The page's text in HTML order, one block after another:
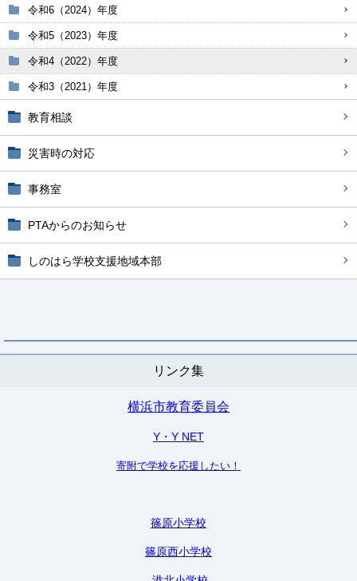
令和6（2024）年度
令和5（2023）年度
令和4（2022）年度
令和3（2021）年度
教育相談
災害時の対応
事務室
PTAからのお知らせ
しのはら学校支援地域本部
リンク集
横浜市教育委員会
Y・Y NET
寄附で学校を応援したい！
篠原小学校
篠原西小学校